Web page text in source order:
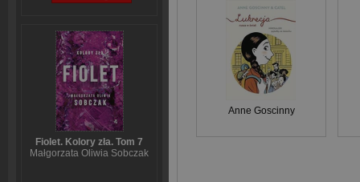
Fiolet. Kolory zła. Tom 7
Małgorzata Oliwia Sobczak
Anne Goscinny